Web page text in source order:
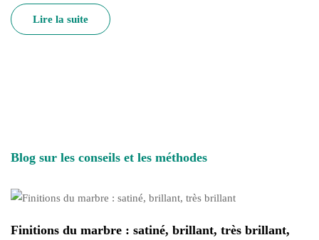
Lire la suite
Blog sur les conseils et les méthodes
Finitions du marbre : satiné, brillant, très brillant,